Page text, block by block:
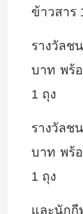
ข้าวสาร
รางวัล
บาท พร้
1 ถุง
รางวัล
บาท พร้
1 ถุง
และนัก